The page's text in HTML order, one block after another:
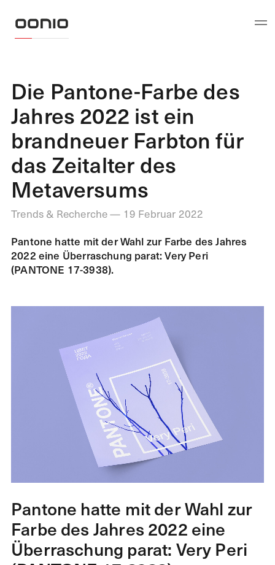
Die Pantone-Farbe des
Jahres 2022 ist ein
brandneuer Farbton für
das Zeitalter des
Metaversums
Trends & Recherche — 19 Februar 2022
Pantone hatte mit der Wahl zur Farbe des Jahres
2022 eine Überraschung parat: Very Peri
(PANTONE 17-3938).
Pantone hatte mit der Wahl zur
Farbe des Jahres 2022 eine
Überraschung parat: Very Peri